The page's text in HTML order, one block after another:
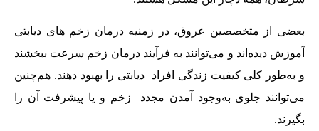
بعضی از متخصصین عروق، در زمنیه درمان زخم‌ های دیابتی
آموزش دیده‌اند و می‌توانند به فرآیند درمان زخم سرعت ببخشند
و به‌طور کلی کیفیت زندگی افراد دیابتی را بهبود دهند. هم‌چنین
می‌توانند جلوی به‌وجود آمدن مجدد زخم و یا پیشرفت آن را
بگیرند.